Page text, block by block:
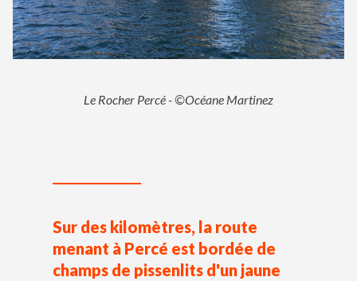
Le Rocher Percé - ©Océane Martinez
Sur des kilomètres, la route
menant à Percé est bordée de
champs de pissenlits d'un jaune